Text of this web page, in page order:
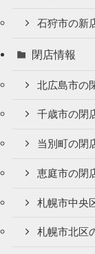
石狩市の新
閉店情報
北広島市の
千歳市の閉
当別町の閉
恵庭市の閉
札幌市中央
札幌市北区